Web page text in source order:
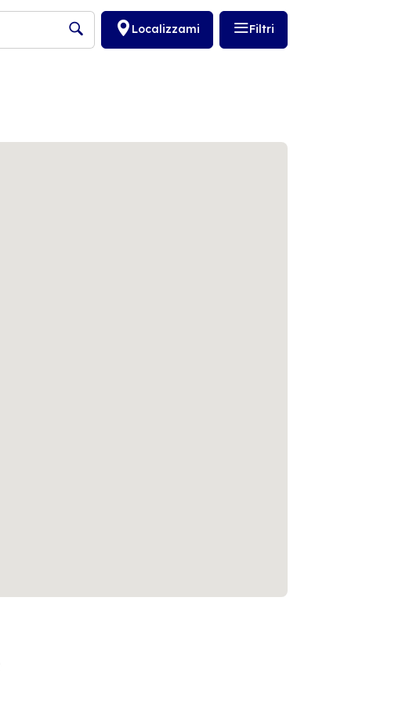
Localizzami Filtri